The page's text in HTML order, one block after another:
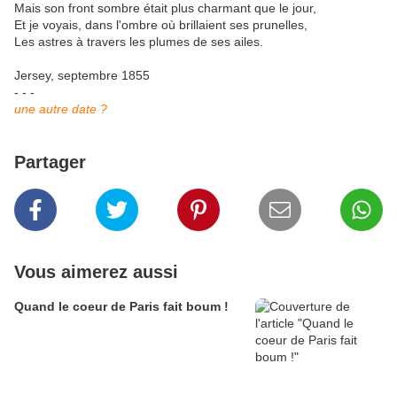
Mais son front sombre était plus charmant que le jour,
Et je voyais, dans l'ombre où brillaient ses prunelles,
Les astres à travers les plumes de ses ailes.
Jersey, septembre 1855
- - -
une autre date ?
Partager
Vous aimerez aussi
Quand le coeur de Paris fait boum !